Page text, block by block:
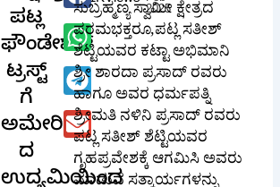
ಪಟ್ಲ
ಫೌಂಡೇಶನ್
ಟ್ರಸ್ಟ್
ಗೆ
ಅಮೇರಿಕಾ
ದ
ಉದ್ಯಮಿಯಿಂದ
2025
ಸುಬ್ರಹ್ಮಣ್ಯ ಸ್ವಾಮೀ ಕ್ಷೇತ್ರದ
ಪರಮಭಕ್ತರೂ,ಪಟ್ಲ ಸತೀಶ್
ಶೆಟ್ಟಿಯವರ ಕಟ್ಟಾ ಅಭಿಮಾನಿ
ಶ್ರೀ ಶಾರದಾ ಪ್ರಸಾದ್ ರವರು
ಹಾಗೂ ಅವರ ಧರ್ಮಪತ್ನಿ
ಶ್ರೀಮತಿ ನಳಿನಿ ಪ್ರಸಾದ್ ರವರು
ಪಟ್ಲ ಸತೀಶ್ ಶೆಟ್ಟಿಯವರ
ಗೃಹಪ್ರವೇಶಕ್ಕೆ ಆಗಮಿಸಿ ಅವರು